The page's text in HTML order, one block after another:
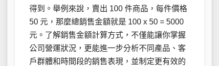
得到。舉例來說，賣出 100 件商品，每件價格
50 元，那麼總銷售金額就是 100 x 50 = 5000
元。了解銷售金額計算方式，不僅能讓你掌握
公司營運狀況，更能進一步分析不同產品、客
戶群體和時間段的銷售表現，並制定更有效的